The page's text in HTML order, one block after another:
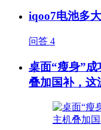
iqoo7电池多
问答 4
桌面“瘦身”
叠加国补，这